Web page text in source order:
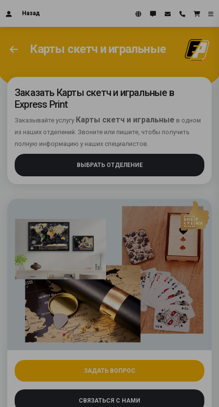
Назад
Карты скетч и игральные
Заказать Карты скетч и игральные в
Express Print
Заказывайте услугу Карты скетч и игральные в одном
из наших отделений. Звоните или пишите, чтобы получить
полную информацию у наших специалистов.
ВЫБРАТЬ ОТДЕЛЕНИЕ
ЗАДАТЬ ВОПРОС
СВЯЗАТЬСЯ С НАМИ